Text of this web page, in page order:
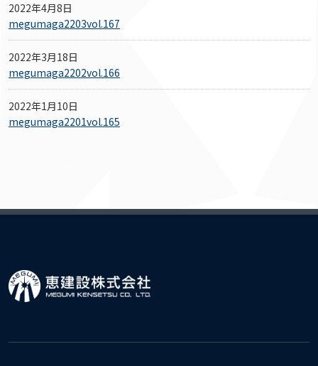
2022年4月8日
megumaga2203vol.167
2022年3月18日
megumaga2202vol.166
2022年1月10日
megumaga2201vol.165